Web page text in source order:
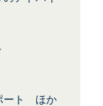
ート ほか